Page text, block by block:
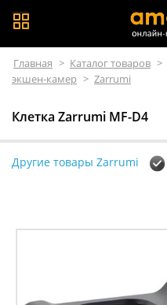
Главная > Каталог товаров >
экшен-камер > Zarrumi
Клетка Zarrumi MF-D4
Другие товары Zarrumi